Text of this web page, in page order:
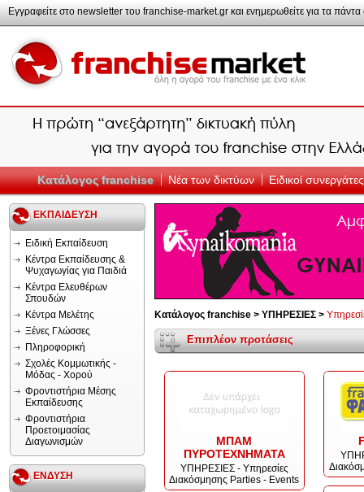
Κατάλογος franchise Νέα των δικτύων Ειδικοί συνεργάτες
ΕΚΠΑΙΔΕΥΣΗ
Ειδική Εκπαίδευση
Κέντρα Εκπαίδευσης &
Ψυχαγωγίας για Παιδιά
Κέντρα Ελευθέρων
Σπουδών
Κέντρα Μελέτης
Ξένες Γλώσσες
Πληροφορική
Σχολές Κομμωτικής -
Μόδας - Χορού
Φροντιστήρια Μέσης
Εκπαίδευσης
Φροντιστήρια
Προετοιμασίας
Διαγωνισμών
ΕΝΔΥΣΗ
Κατάλογος franchise > ΥΠΗΡΕΣΙΕΣ >
Επιπλέον προτάσεις
ΜΠΑΜ
ΠΥΡΟΤΕΧΝΗΜΑΤΑ
ΥΠΗΡΕΣΙΕΣ - Υπηρεσίες
Διακόσμησης Parties - Events
Εγγραφείτε στο newsletter του franchise-market.gr και ενημερωθείτε για τα πάντα